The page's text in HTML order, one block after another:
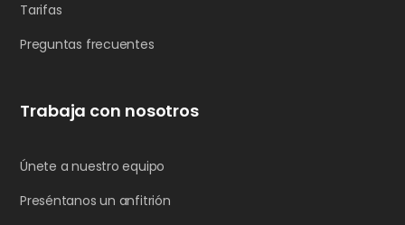
Tarifas
Preguntas frecuentes
Trabaja con nosotros
Únete a nuestro equipo
Preséntanos un anfitrión